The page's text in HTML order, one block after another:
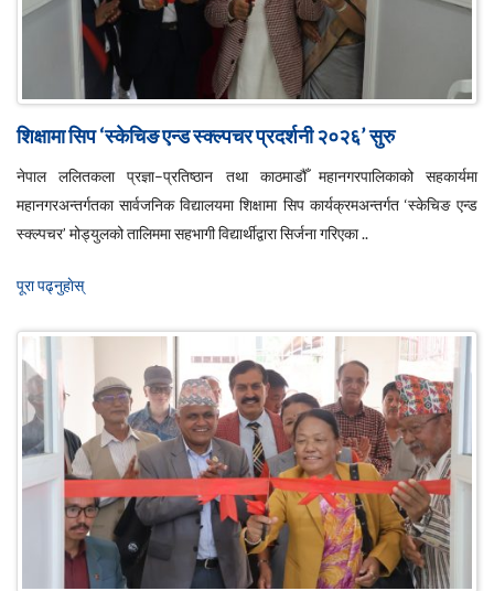
शिक्षामा सिप ‘स्केचिङ एन्ड स्क्ल्पचर प्रदर्शनी २०२६’ सुरु
नेपाल ललितकला प्रज्ञा–प्रतिष्ठान तथा काठमाडौँ महानगरपालिकाको सहकार्यमा
महानगरअन्तर्गतका सार्वजनिक विद्यालयमा शिक्षामा सिप कार्यक्रमअन्तर्गत ‘स्केचिङ एन्ड
स्क्ल्पचर’ मोड्युलको तालिममा सहभागी विद्यार्थीद्वारा सिर्जना गरिएका ..
पूरा पढ्नुहाेस्